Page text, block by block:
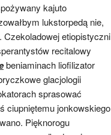
kajuto
lukstorpedą nie,
etiopistyczni
recitalowy
beniaminach liofilizator
glacjologii
sprasować
ciupniętemu jonkowskiego
Pięknorogu